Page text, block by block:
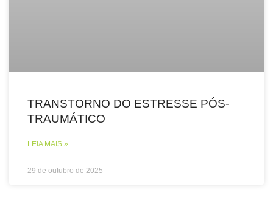
TRANSTORNO DO ESTRESSE PÓS-
TRAUMÁTICO
LEIA MAIS »
29 de outubro de 2025